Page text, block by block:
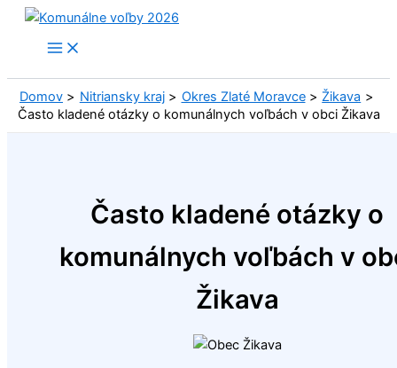
Preskočiť
Domov Nitriansky kraj Okres Zlaté Moravce
Žikava
Často kladené otázky o komunálnych voľbách v obci Žikava
Často kladené otázky o
komunálnych voľbách v
Žikava